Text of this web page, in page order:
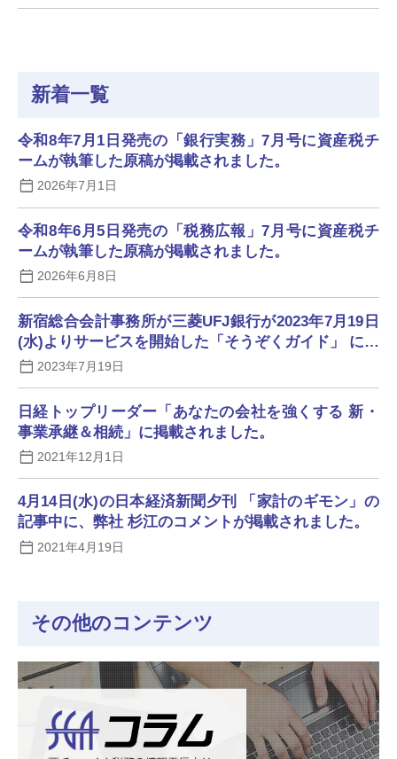
新着一覧
令和8年7月1日発売の「銀行実務」7月号に資産税チ
ームが執筆した原稿が掲載されました。
2026年7月1日
令和8年6月5日発売の「税務広報」7月号に資産税チ
ームが執筆した原稿が掲載されました。
2026年6月8日
新宿総合会計事務所が三菱UFJ銀行が2023年7月19日
(水)よりサービスを開始した「そうぞくガイド」 に登
録されました。
2023年7月19日
日経トップリーダー「あなたの会社を強くする 新・
事業承継＆相続」に掲載されました。
2021年12月1日
4月14日(水)の日本経済新聞夕刊 「家計のギモン」の
記事中に、弊社 杉江のコメントが掲載されました。
2021年4月19日
その他のコンテンツ